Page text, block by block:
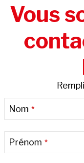
Vous
Nom *
Prénom *